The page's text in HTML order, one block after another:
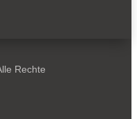
Rechte